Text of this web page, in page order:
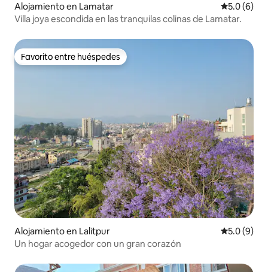
Alojamiento en Lamatar
5.0 (6)
Villa joya escondida en las tranquilas colinas de Lamatar.
Favorito entre huéspedes
Favorito entre huéspedes
Alojamiento en Lalitpur
5.0 (9)
Un hogar acogedor con un gran corazón